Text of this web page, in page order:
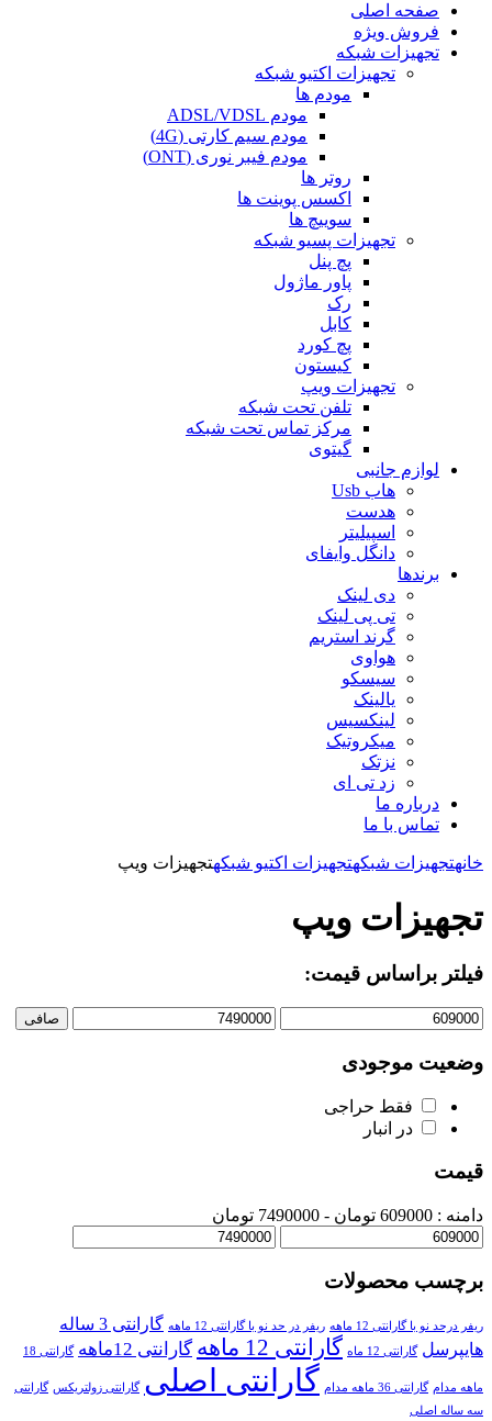
صفحه اصلی
فروش ویژه
تجهیزات شبکه
تجهیزات اکتیو شبکه
مودم ها
مودم ADSL/VDSL
مودم سیم کارتی (4G)
مودم فیبر نوری (ONT)
روتر ها
اکسس پوینت ها
سوییچ ها
تجهیزات پسیو شبکه
پچ پنل
پاور ماژول
رک
کابل
پچ کورد
کیستون
تجهیزات ویپ
تلفن تحت شبکه
مرکز تماس تحت شبکه
گیتوی
لوازم جانبی
هاب Usb
هدست
اسپیلیتر
دانگل وایفای
برندها
دی لینک
تی پی لینک
گرند استریم
هواوی
سیسکو
یالینک
لینکسیس
میکروتیک
نزتک
زد تی ای
درباره ما
تماس با ما
خانهتجهیزات شبکهتجهیزات اکتیو شبکهتجهیزات ویپ
تجهیزات ویپ
فیلتر براساس قیمت:
صافی
وضعیت موجودی
فقط حراجی
در انبار
قیمت
دامنه : 609000 تومان - 7490000 تومان
برچسب محصولات
ریفر درحد نو با گارانتی 12 ماهه ریفر در حد نو با گارانتی 12 ماهه
گارانتی 3 ساله
هایپرسل گارانتی 12 ماه گارانتی 12 ماهه گارانتی 12ماهه گارانتی 18
ماهه مدام گارانتی 36 ماهه مدام گارانتی اصلی گارانتی زولتریکس گارانتی
سه ساله اصلی